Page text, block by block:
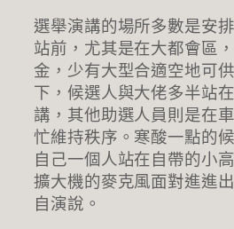
選舉演講的場所多數是安
站前，尤其是在大都會區
金，少有大型合適空地可
下，候選人與大佬多半站
講，其他助選人員則是在
忙維持秩序。寒酸一點的
自己一個人站在自帶的小
擴大機的麥克風面對進進
自演說。